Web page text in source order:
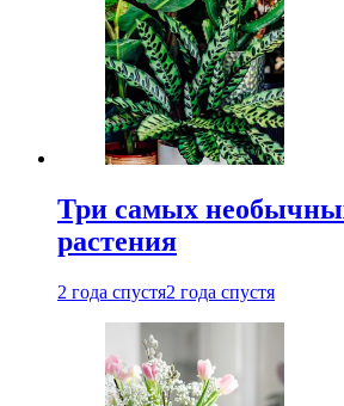
Три самых
растения
2 года спустя2 года спустя